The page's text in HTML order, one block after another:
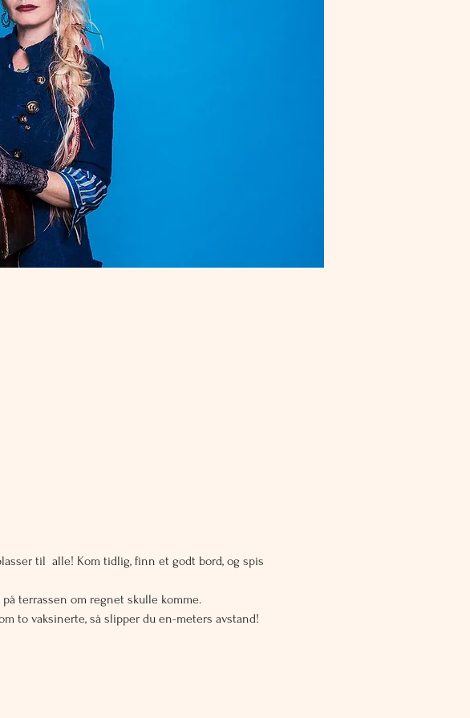
til  alle! Kom tidlig, finn et godt bord, og spis
terrassen om regnet skulle komme.
to vaksinerte, så slipper du en-meters avstand!